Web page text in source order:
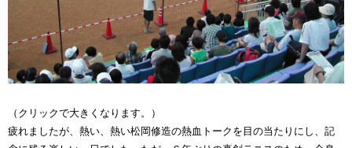
（クリックで大きくなります。）
疲れましたが、熱い、熱い松岡修造の熱血トークを目の当たりにし、記